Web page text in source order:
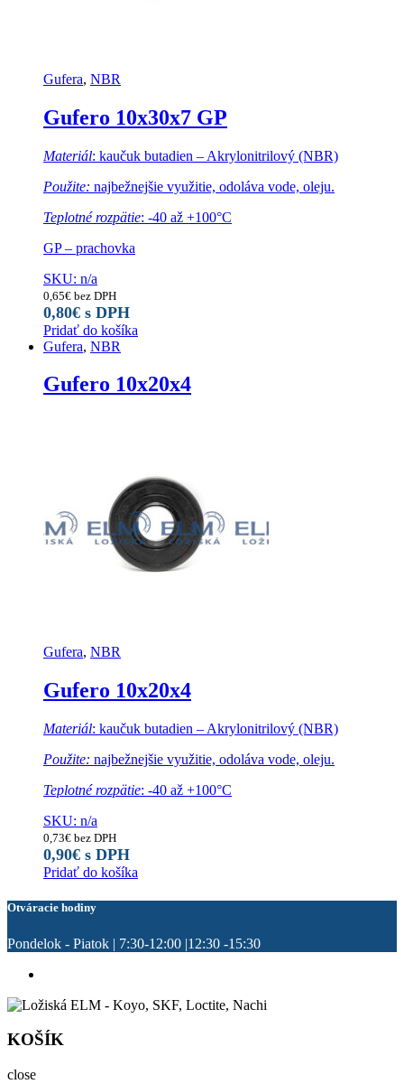
Gufera, NBR
Gufero 10x30x7 GP
Materiál: kaučuk butadien – Akrylonitrilový (NBR)
Použite: najbežnejšie využitie, odoláva vode, oleju.
Teplotné rozpätie: -40 až +100°C
GP – prachovka
SKU: n/a
0,65€ bez DPH
0,80€ s DPH
Pridať do košíka
Gufera, NBR
Gufero 10x20x4
Gufera, NBR
Gufero 10x20x4
Materiál: kaučuk butadien – Akrylonitrilový (NBR)
Použite: najbežnejšie využitie, odoláva vode, oleju.
Teplotné rozpätie: -40 až +100°C
SKU: n/a
0,73€ bez DPH
0,90€ s DPH
Pridať do košíka
Otváracie hodiny
Pondelok - Piatok | 7:30-12:00 |12:30 -15:30
KOŠÍK
close